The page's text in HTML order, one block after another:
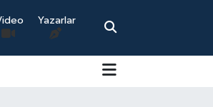
Yazarlar